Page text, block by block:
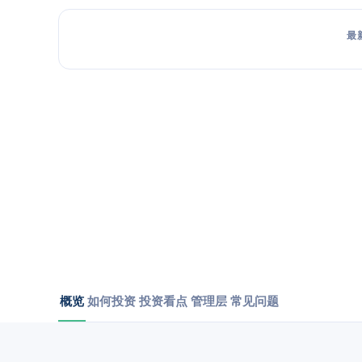
最
概览 如何投资 投资看点 管理层 常见问题